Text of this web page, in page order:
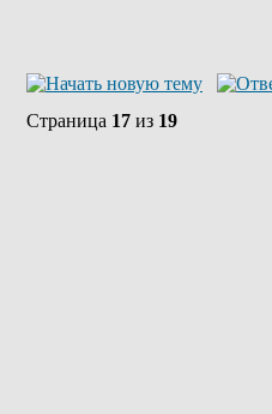
Страница 17 из 19